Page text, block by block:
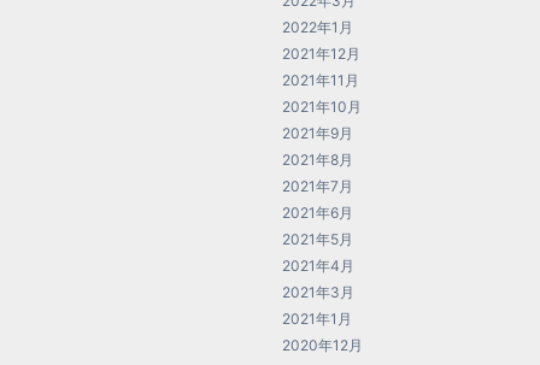
2022年1月
2021年12月
2021年11月
2021年10月
2021年9月
2021年8月
2021年7月
2021年6月
2021年5月
2021年4月
2021年3月
2021年1月
2020年12月